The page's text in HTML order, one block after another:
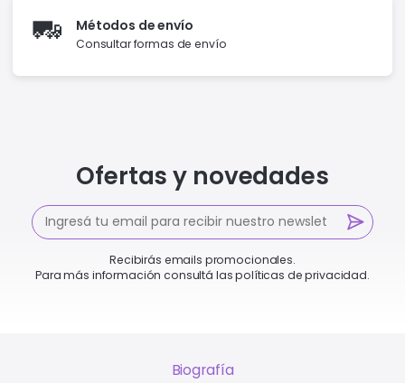
🚛 Métodos de envío
Consultar formas de envío
Ofertas y novedades
Recibirás emails promocionales.
Para más información consultá las políticas de privacidad.
Biografía